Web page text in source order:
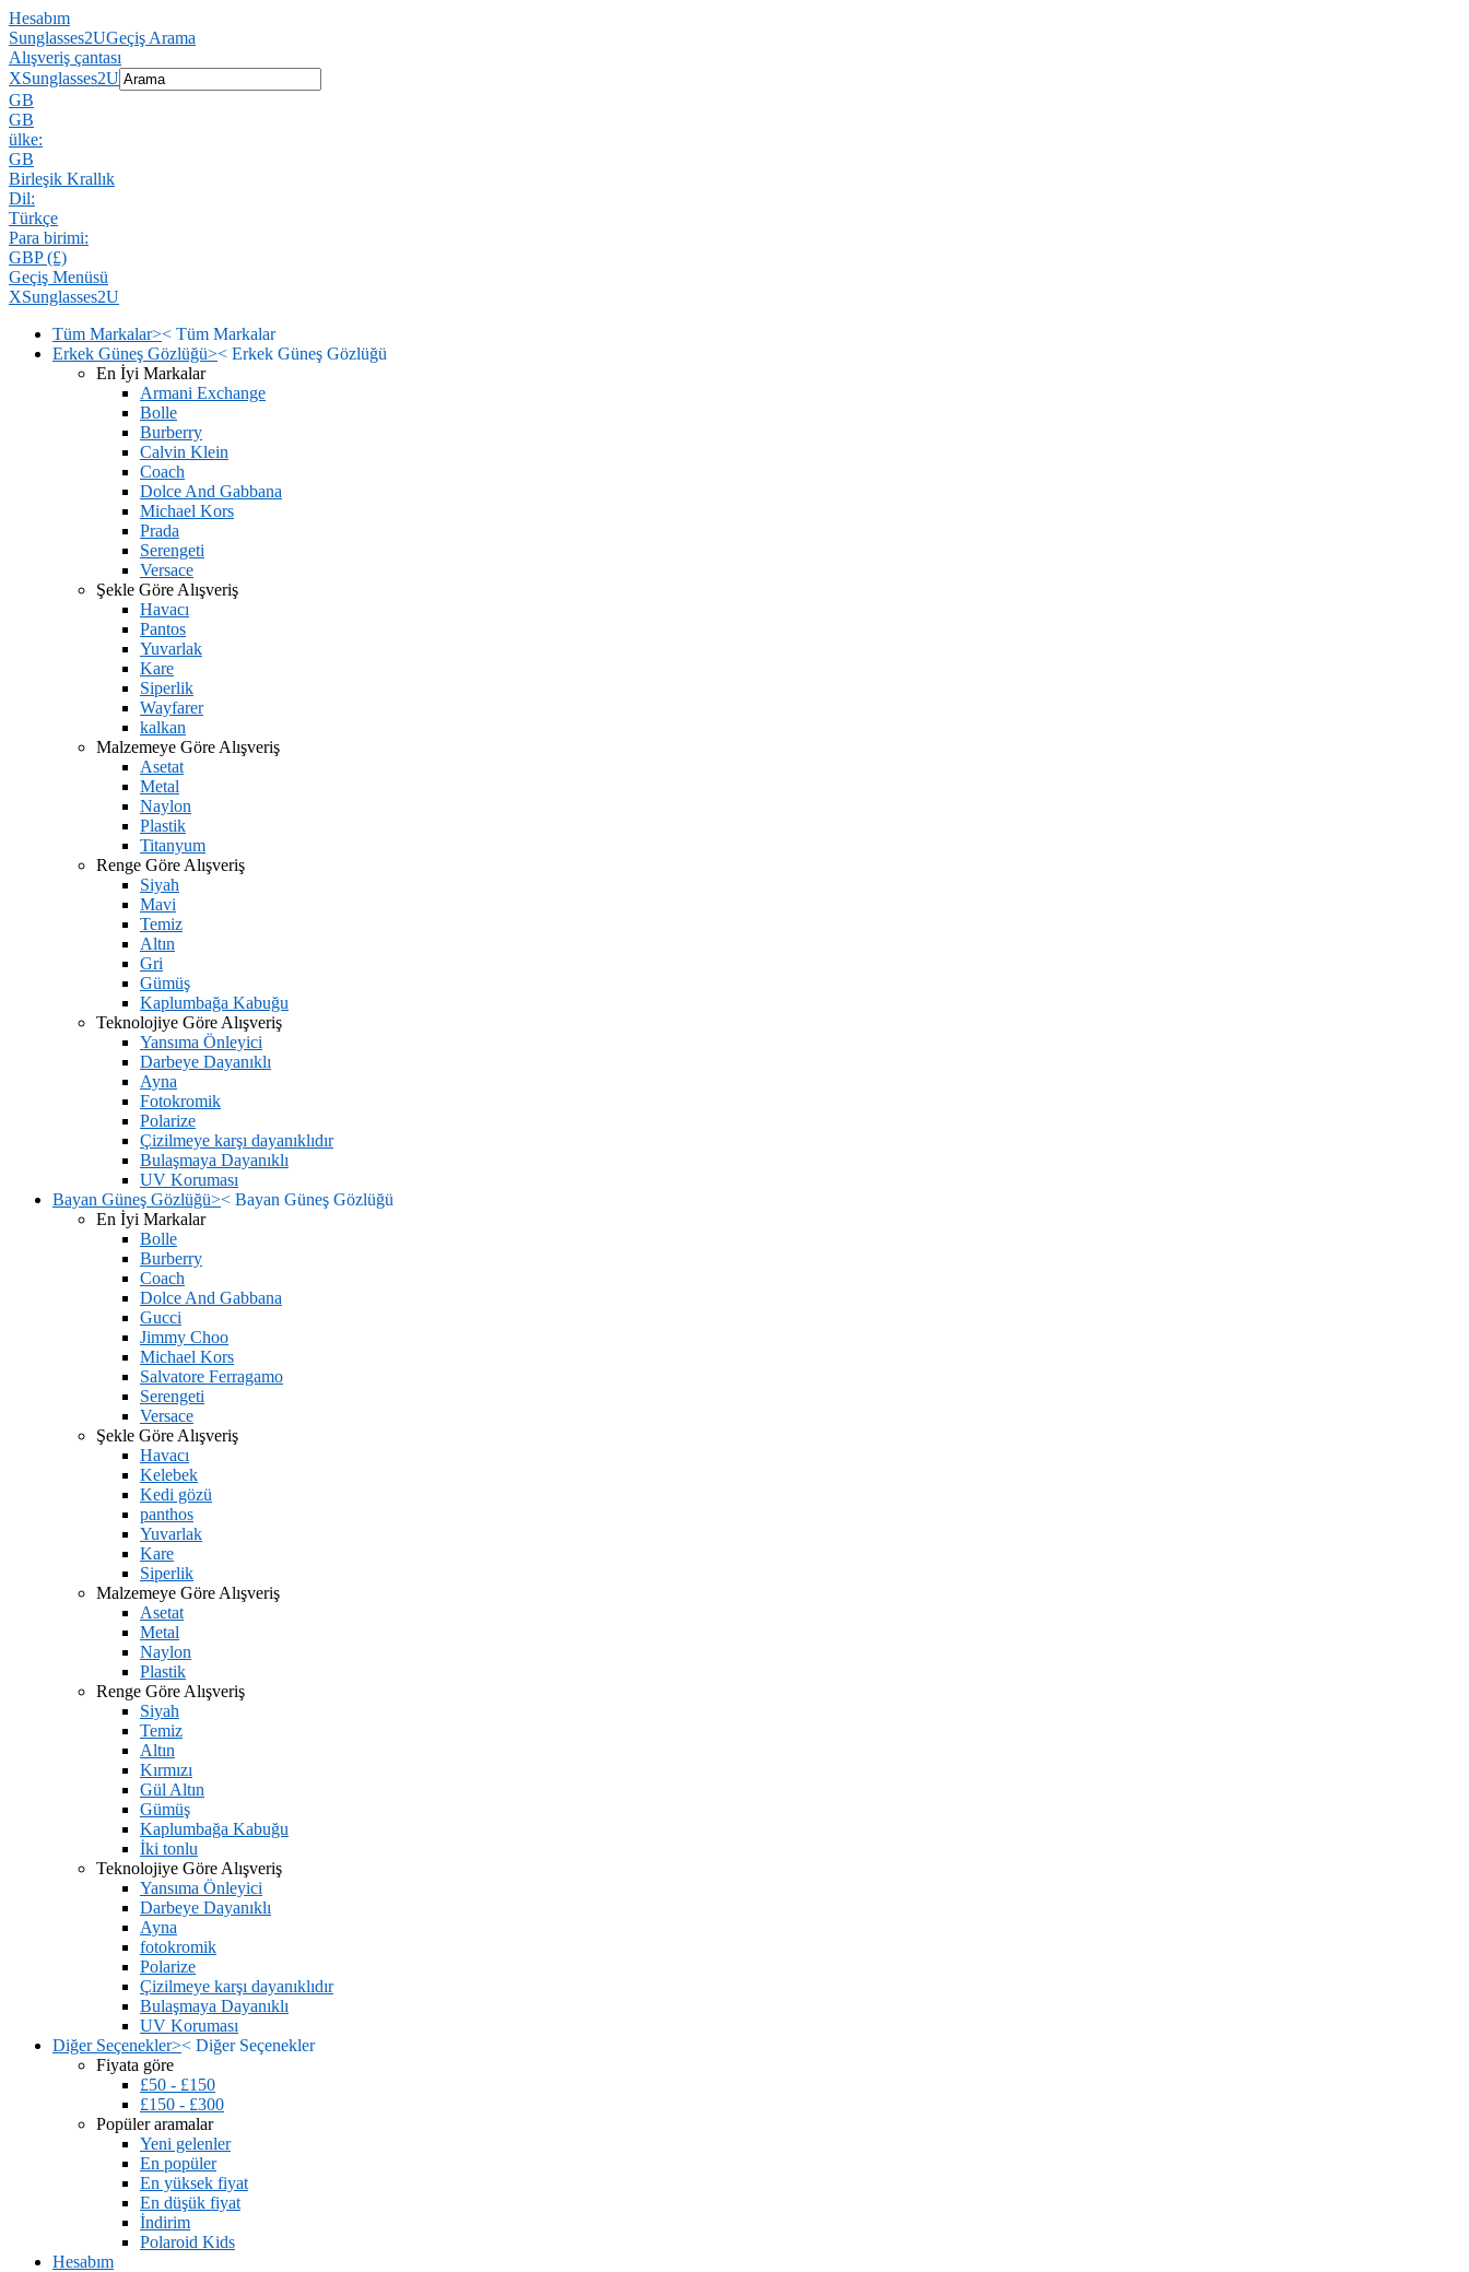
Hesabım
Sunglasses2UGeçiş Arama
Alışveriş çantası
XSunglasses2U
GB
GB
ülke:
GB
Birleşik Krallık
Dil:
Türkçe
Para birimi:
GBP (£)
Geçiş Menüsü
XSunglasses2U
Tüm Markalar>< Tüm Markalar
Erkek Güneş Gözlüğü>< Erkek Güneş Gözlüğü
En İyi Markalar
Armani Exchange
Bolle
Burberry
Calvin Klein
Coach
Dolce And Gabbana
Michael Kors
Prada
Serengeti
Versace
Şekle Göre Alışveriş
Havacı
Pantos
Yuvarlak
Kare
Siperlik
Wayfarer
kalkan
Malzemeye Göre Alışveriş
Asetat
Metal
Naylon
Plastik
Titanyum
Renge Göre Alışveriş
Siyah
Mavi
Temiz
Altın
Gri
Gümüş
Kaplumbağa Kabuğu
Teknolojiye Göre Alışveriş
Yansıma Önleyici
Darbeye Dayanıklı
Ayna
Fotokromik
Polarize
Çizilmeye karşı dayanıklıdır
Bulaşmaya Dayanıklı
UV Koruması
Bayan Güneş Gözlüğü>< Bayan Güneş Gözlüğü
En İyi Markalar
Bolle
Burberry
Coach
Dolce And Gabbana
Gucci
Jimmy Choo
Michael Kors
Salvatore Ferragamo
Serengeti
Versace
Şekle Göre Alışveriş
Havacı
Kelebek
Kedi gözü
panthos
Yuvarlak
Kare
Siperlik
Malzemeye Göre Alışveriş
Asetat
Metal
Naylon
Plastik
Renge Göre Alışveriş
Siyah
Temiz
Altın
Kırmızı
Gül Altın
Gümüş
Kaplumbağa Kabuğu
İki tonlu
Teknolojiye Göre Alışveriş
Yansıma Önleyici
Darbeye Dayanıklı
Ayna
fotokromik
Polarize
Çizilmeye karşı dayanıklıdır
Bulaşmaya Dayanıklı
UV Koruması
Diğer Seçenekler>< Diğer Seçenekler
Fiyata göre
£50 - £150
£150 - £300
Popüler aramalar
Yeni gelenler
En popüler
En yüksek fiyat
En düşük fiyat
İndirim
Polaroid Kids
Hesabım